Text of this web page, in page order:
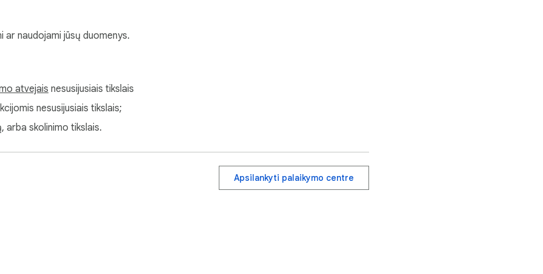
ar naudojami jūsų duomenys.
atvejais nesusijusiais tikslais
nesusijusiais tikslais;
arba skolinimo tikslais.
Apsilankyti palaikymo centre